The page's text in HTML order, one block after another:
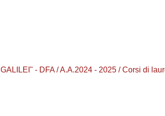
- DFA / A.A.2024 - 2025 / Corsi di